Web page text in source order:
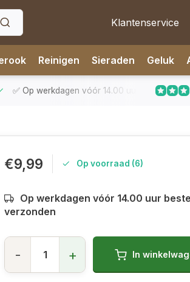
Klantenservice
Reinigen Sieraden Geluk
✅ Op werkdagen vóór 14.00 uur besteld,
€9,99 Op voorraad (6)
Op werkdagen vóór 14.00 uur
verzonden
- + In